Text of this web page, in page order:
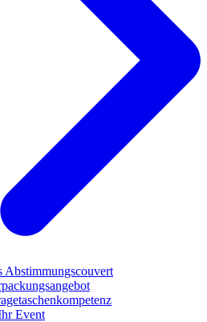
Abstimmungscouvert
Event